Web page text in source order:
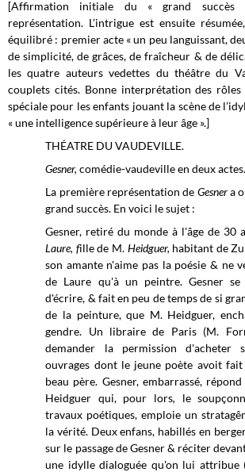
[Affirmation initiale du « grand
représentation. L’intrigue est ensuite
équilibré : premier acte « un peu languissant,
de simplicité, de grâces, de fraîcheur & de
les quatre auteurs vedettes du théâtre du
couplets cités. Bonne interprétation des
spéciale pour les enfants jouant la scène de
« une intelligence supérieure à leur âge ».]
THÉATRE DU VAUDEVILLE.
Gesner,comédie-vaudeville en deux actes.
La première représentation de Gesnera
grand succès. En voici le sujet :
Gesner, retiré du monde à l'âge de 30
Laure, fille de M. Heidguer, habitant de
son amante n'aime pas la poésie & ne
de Laure qu'à un peintre. Gesner se
d'écrire, & fait en peu de temps de si
de la peinture, que M. Heidguer,
gendre. Un libraire de Paris (M.
demander la permission d'acheter
ouvrages dont le jeune poète avoit
beau père. Gesner, embarrassé,
Heidguer qui, pour lors, le
travaux poétiques, emploie un
la vérité. Deux enfans, habillés en
sur le passage de Gesner & réciter
une idylle dialoguée qu'on lui